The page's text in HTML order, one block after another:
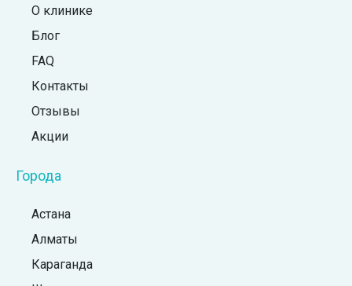
О клинике
Блог
FAQ
Контакты
Отзывы
Акции
Города
Астана
Алматы
Караганда